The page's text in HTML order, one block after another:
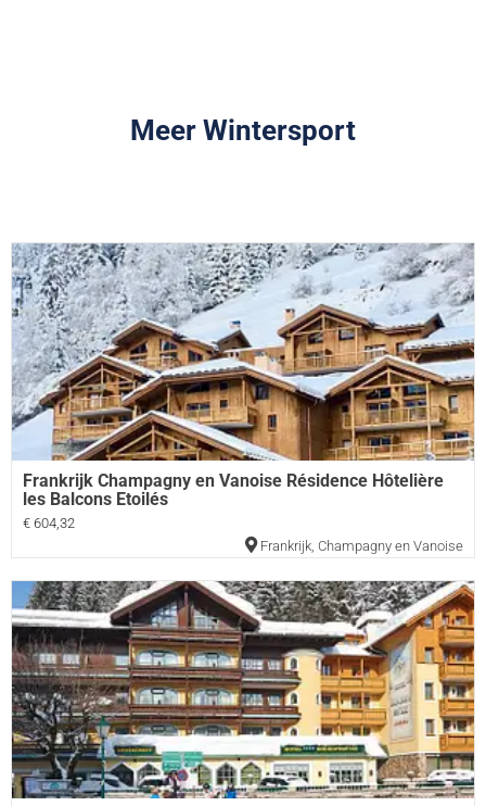
Meer Wintersport
Frankrijk Champagny en Vanoise Résidence Hôtelière
les Balcons Etoilés
€ 604,32
Frankrijk Champagny en Vanoise